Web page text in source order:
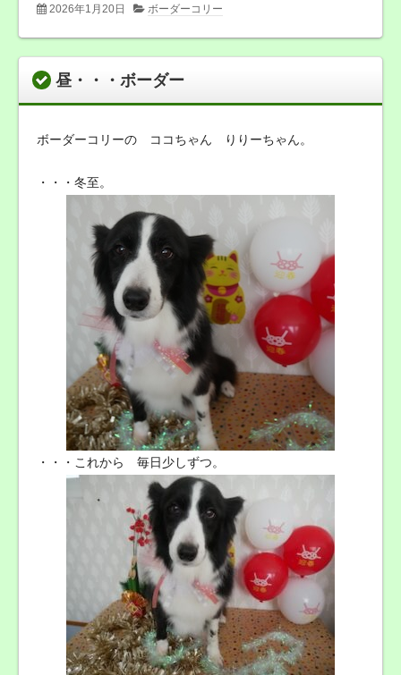
2026年1月20日 ボーダーコリー
昼・・・ボーダー
ボーダーコリーの ココちゃん りりーちゃん。
・・・冬至。
・・・これから 毎日少しずつ。